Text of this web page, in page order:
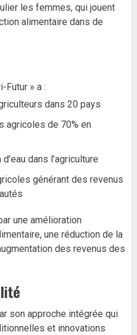
les femmes, qui jouent
alimentaire dans de
Futur » a :
dans 20 pays
agricoles de 70% en
dans l’agriculture
générant des revenus
une amélioration
une réduction de la
des revenus des
son approche intégrée qui
et innovations